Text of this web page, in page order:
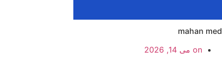
mahan med
on می 14, 2026